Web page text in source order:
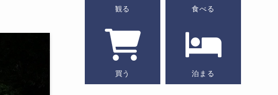
観る 食べる
買う 泊まる